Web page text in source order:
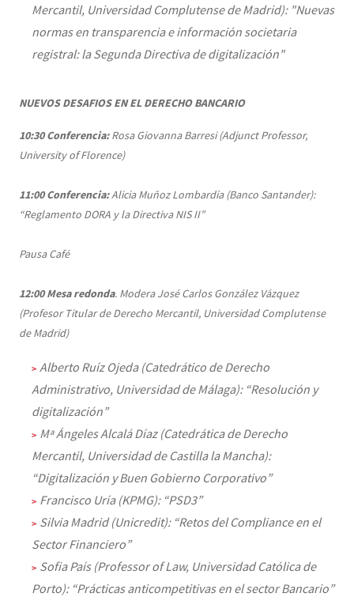
Mercantil, Universidad Complutense de Madrid): "Nuevas
normas en transparencia e información societaria
registral: la Segunda Directiva de digitalización"
NUEVOS DESAFIOS EN EL DERECHO BANCARIO
10:30 Conferencia:Rosa Giovanna Barresi (Adjunct Professor,
University of Florence)
11:00 Conferencia:Alicia Muñoz Lombardía (Banco Santander):
“Reglamento DORA y la Directiva NIS II”
Pausa Café
12:00 Mesa redonda. Modera José Carlos González Vázquez
(Profesor Titular de Derecho Mercantil, Universidad Complutense
de Madrid)
Alberto Ruíz Ojeda (Catedrático de Derecho
Administrativo, Universidad de Málaga): “Resolución y
digitalización”
Mª Ángeles Alcalá Díaz (Catedrática de Derecho
Mercantil, Universidad de Castilla la Mancha):
“Digitalización y Buen Gobierno Corporativo”
Francisco Uría (KPMG): “PSD3”
Silvia Madrid (Unicredit): “Retos del Compliance en el
Sector Financiero”
Sofia País (Professor of Law, Universidad Católica de
Porto): “Prácticas anticompetitivas en el sector Bancario”